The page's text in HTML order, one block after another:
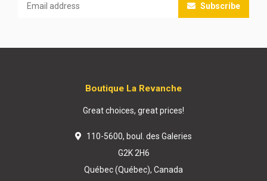
Subscribe
Boutique La Revanche
Great choices, great prices!
110-5600, boul. des Galeries
G2K 2H6
Québec (Québec), Canada